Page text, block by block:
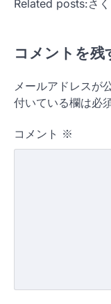
Related posts:さ
コメントを残
メールアドレスが
付いている欄は必
コメント ※